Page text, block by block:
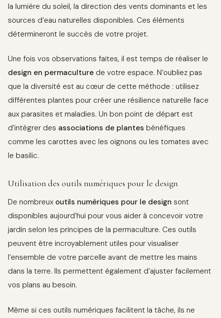
la lumière du soleil, la direction des vents dominants et les
sources d’eau naturelles disponibles. Ces éléments
détermineront le succès de votre projet.
Une fois vos observations faites, il est temps de réaliser le
design en permaculture de votre espace. N’oubliez pas
que la diversité est au cœur de cette méthode : utilisez
différentes plantes pour créer une résilience naturelle face
aux parasites et maladies. Un bon point de départ est
d’intégrer des associations de plantes bénéfiques
comme les carottes avec les oignons ou les tomates avec
le basilic.
Utilisation des outils numériques pour le design
De nombreux outils numériques pour le design sont
disponibles aujourd’hui pour vous aider à concevoir votre
jardin selon les principes de la permaculture. Ces outils
peuvent être incroyablement utiles pour visualiser
l’ensemble de votre parcelle avant de mettre les mains
dans la terre. Ils permettent également d’ajuster facilement
vos plans au besoin.
Même si ces outils numériques facilitent la tâche, ils ne